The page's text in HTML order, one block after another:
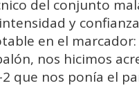
del conjunto
y
en el marcador:
nos hicimos
que nos ponía el